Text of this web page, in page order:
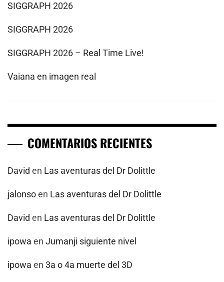
SIGGRAPH 2026
SIGGRAPH 2026
SIGGRAPH 2026 – Real Time Live!
Vaiana en imagen real
COMENTARIOS RECIENTES
David en Las aventuras del Dr Dolittle
jalonsoen Las aventuras del Dr Dolittle
David en Las aventuras del Dr Dolittle
ipowa en Jumanji siguiente nivel
ipowa en 3a o 4a muerte del 3D